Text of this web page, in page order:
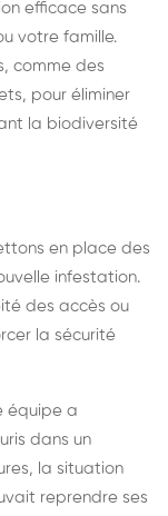
efficace sans
votre famille.
comme des
pour éliminer
la biodiversité
en place des
infestation.
des accès ou
la sécurité
équipe a
dans un
la situation
reprendre ses